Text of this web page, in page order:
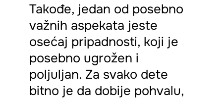
Takođe, jedan od posebno
važnih aspekata jeste
osećaj pripadnosti, koji je
posebno ugrožen i
poljuljan. Za svako dete
bitno je da dobije pohvalu,